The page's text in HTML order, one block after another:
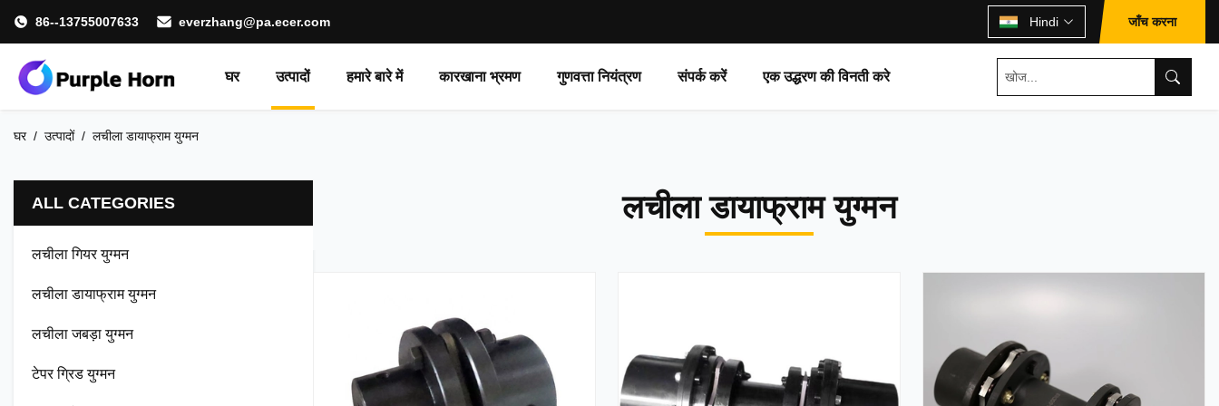
86--13755007633 everzhang@pa.ecer.com Hindi जाँच करना
घर उत्पादों हमारे बारे में कारखाना भ्रमण गुणवत्ता नियंत्रण संपर्क करें एक उद्धरण की विनती करे
घर/ उत्पादों/ लचीला डायाफ्राम युग्मन
ALL CATEGORIES
लचीला गियर युग्मन
लचीला डायाफ्राम युग्मन
लचीला जबड़ा युग्मन
टेपर ग्रिड युग्मन
लचीला डायाफ्राम युग्मन